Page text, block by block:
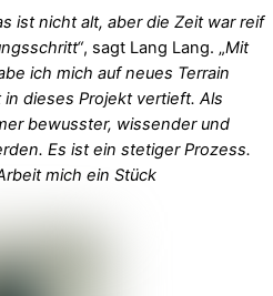
ist nicht alt, aber die Zeit war reif
, sagt Lang Lang. „Mit
ich mich auf neues Terrain
dieses Projekt vertieft. Als
bewusster, wissender und
Es ist ein stetiger Prozess.
mich ein Stück